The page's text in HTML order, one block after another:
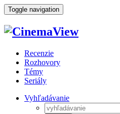
Toggle navigation
Recenzie
Rozhovory
Témy
Seriály
Vyhľadávanie